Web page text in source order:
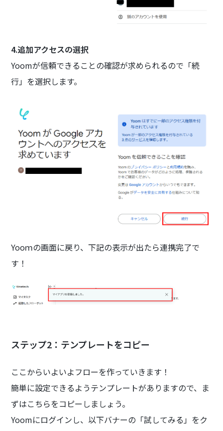
4.追加アクセスの選択
Yoomが信頼できることの確認が求められるので「続
行」を選択します。
Yooｍの画面に戻り、下記の表示が出たら連携完了で
す！
ステップ2：テンプレートをコピー
ここからいよいよフローを作っていきます！
簡単に設定できるようテンプレートがありますので、ま
ずはこちらをコピーしましょう。
Yoomにログインし、以下バナーの「試してみる」をク